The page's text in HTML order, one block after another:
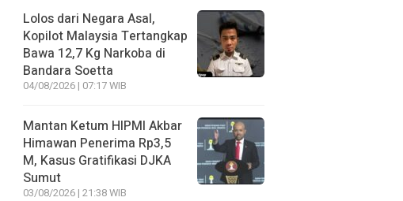
Lolos dari Negara Asal,
Kopilot Malaysia Tertangkap
Bawa 12,7 Kg Narkoba di
Bandara Soetta
04/08/2026 | 07:17 WIB
Mantan Ketum HIPMI Akbar
Himawan Penerima Rp3,5
M, Kasus Gratifikasi DJKA
Sumut
03/08/2026 | 21:38 WIB